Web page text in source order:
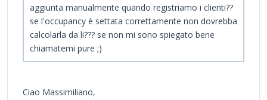
aggiunta manualmente quando registriamo i clienti??
se l'occupancy è settata correttamente non dovrebba
calcolarla da li??? se non mi sono spiegato bene
chiamatemi pure ;)
Ciao Massimiliano,